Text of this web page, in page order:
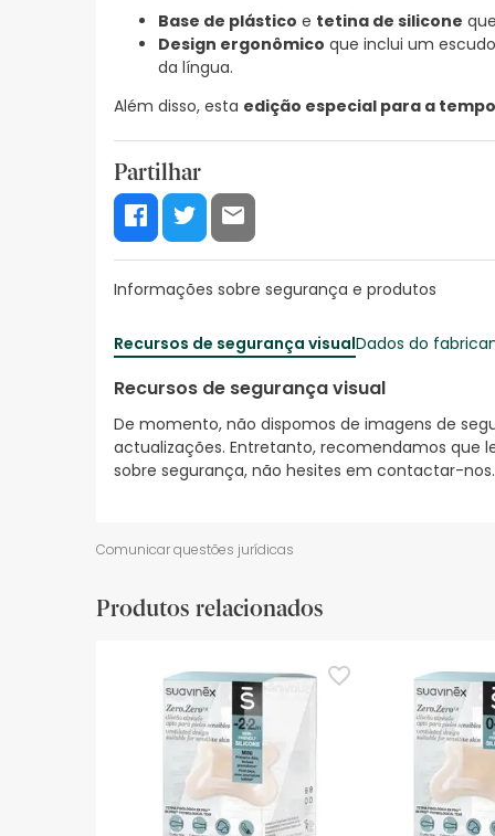
Base de plástico e tetina de silicone
Design ergonômico que inclui um
da língua.
Além disso, esta edição especial para a
Partilhar
Informações sobre segurança e produtos
Recursos de segurança visualDados do
Recursos de segurança visual
De momento, não dispomos de imagens de
actualizações. Entretanto, recomendamos que
sobre segurança, não hesites em contactar-
Comunicar questões jurídicas
Produtos relacionados